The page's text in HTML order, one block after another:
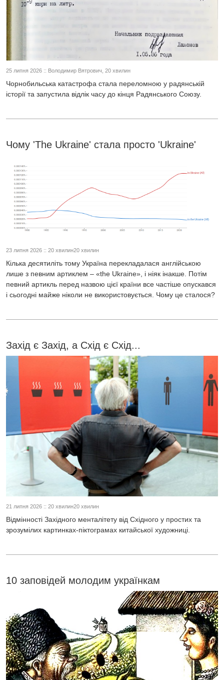
25 липня 2026 :: Володимир Вятрович, 20 хвилин
Чорнобильська катастрофа стала переломною у радянській
історії та запустила відлік часу до кінця Радянського Союзу.
Чому 'The Ukraine' стала просто 'Ukraine'
23 липня 2026 :: 20 хвилин20 хвилин
Кілька десятиліть тому Україна перекладалася англійською
лише з певним артиклем – «the Ukraine», і ніяк інакше. Потім
певний артикль перед назвою цієї країни все частіше опускався
і сьогодні майже ніколи не використовується. Чому це сталося?
Захід є Захід, а Схід є Схід...
21 липня 2026 :: 20 хвилин20 хвилин
Відмінності Західного менталітету від Східного у простих та
зрозумілих картинках-піктограмах китайської художниці.
10 заповідей молодим українкам